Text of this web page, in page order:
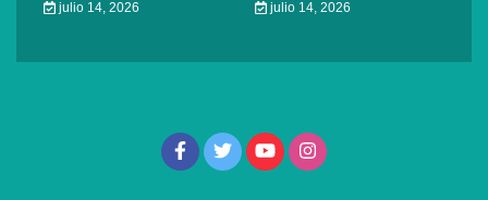
julio 14, 2026 julio 14, 2026